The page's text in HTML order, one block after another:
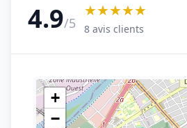
4.9/5
★★★★★
8 avis clients
+
−